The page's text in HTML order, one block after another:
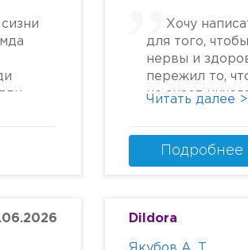
Хочу
для того,
нервы и
пережил то,
не знает
идите.Я не
может так
кресле и
Читать далее
Подробнее
Dildora